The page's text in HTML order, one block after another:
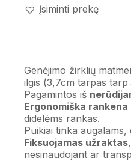
Įsiminti prekę
Genėjimo žirklių
ilgis (3,7cm tarpas tarp
Pagamintos iš
Ergonomiška rankena
didelėms rankas.
Puikiai tinka augalams,
Fiksuojamas užraktas
nesinaudojant ar